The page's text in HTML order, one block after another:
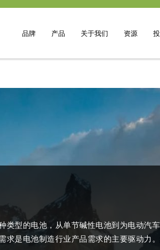
品牌 产品 关于我们 资源
类型的电池，从单节碱性电池到为电动汽
求是电池制造行业产品需求的主要驱动力